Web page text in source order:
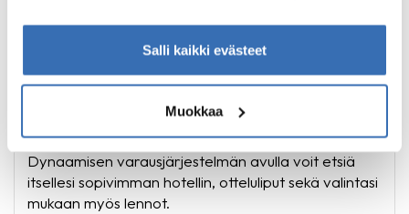
Salli kaikki evästeet
Muokkaa
Arsenalin ottelut, kausi 2026-2027
Dynaamisen varausjärjestelmän avulla voit etsiä
itsellesi sopivimman hotellin, otteluliput sekä valintasi
mukaan myös lennot.